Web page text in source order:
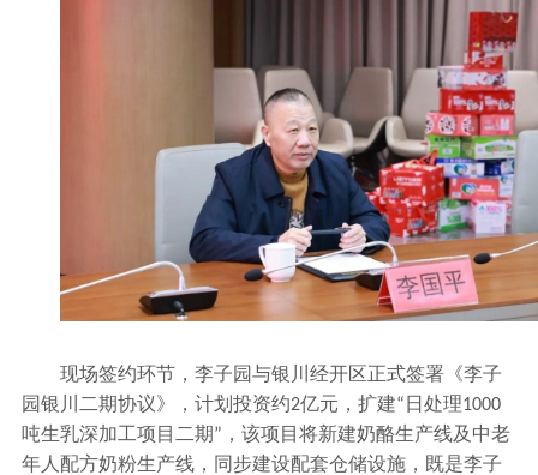
现场签约环节，李子园与银川经开区正式签署《李子
园银川二期协议》，计划投资约2亿元，扩建“ 日处理1000
吨生乳深加工项目二期” ，该项目将新建奶酪生产线及中老
年人配方奶粉生产线，同步建设配套仓储设施，既是李子